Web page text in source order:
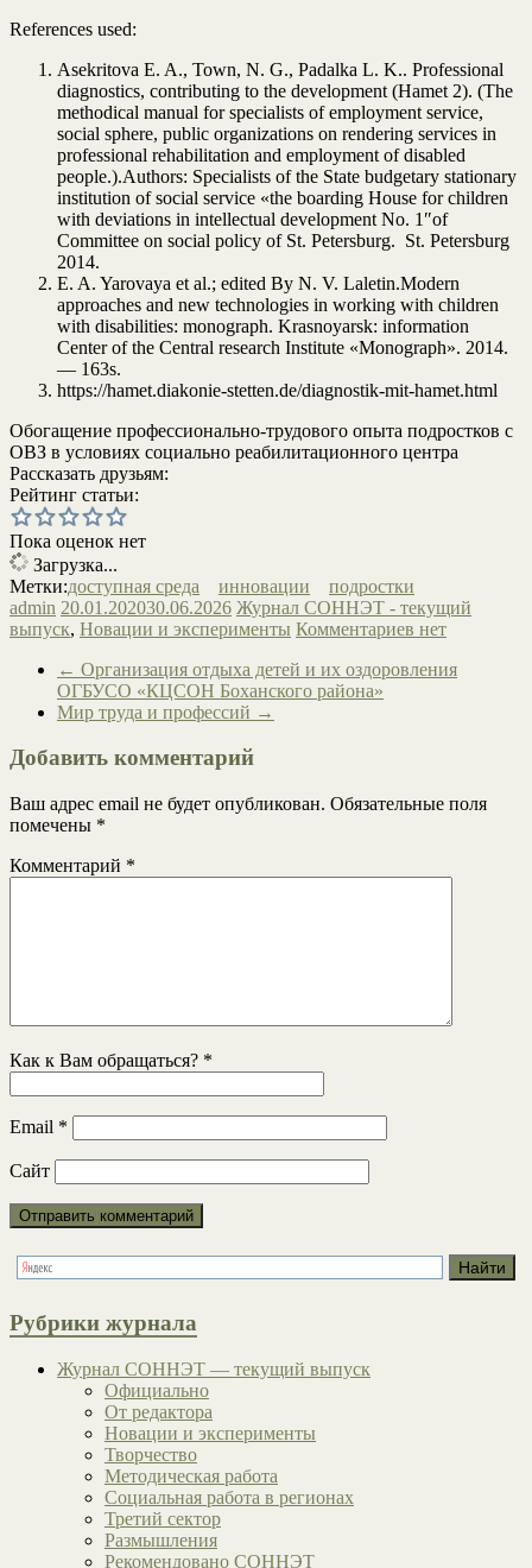
References used:
Asekritova E. A., Town, N. G., Padalka L. K.. Professional
diagnostics, contributing to the development (Hamet 2). (The
methodical manual for specialists of employment service,
social sphere, public organizations on rendering services in
professional rehabilitation and employment of disabled
people.).Authors: Specialists of the State budgetary stationary
institution of social service «the boarding House for children
with deviations in intellectual development No. 1″of
Committee on social policy of St. Petersburg. St. Petersburg
2014.
E. A. Yarovaya et al.; edited By N. V. Laletin.Modern
approaches and new technologies in working with children
with disabilities: monograph. Krasnoyarsk: information
Center of the Central research Institute «Monograph». 2014.
— 163s.
https://hamet.diakonie-stetten.de/diagnostik-mit-hamet.html
Обогащение профессионально-трудового опыта подростков с
ОВЗ в условиях социально реабилитационного центра
Рассказать друзьям:
Рейтинг статьи:
Пока оценок нет
Загрузка...
Метки:доступная среда инновации
подростки
admin 20.01.202030.06.2026 Журнал СОННЭТ - текущий
выпуск, Новации и эксперименты Комментариев нет
← Организация отдыха детей и их оздоровления
ОГБУСО «КЦСОН Боханского района»
Мир труда и профессий →
Добавить комментарий
Ваш адрес email не будет опубликован. Обязательные поля
помечены *
Комментарий *
Как к Вам обращаться? *
Email *
Сайт
Рубрики журнала
Журнал СОННЭТ — текущий выпуск
Официально
От редактора
Новации и эксперименты
Творчество
Методическая работа
Социальная работа в регионах
Третий сектор
Размышления
Рекомендовано СОННЭТ